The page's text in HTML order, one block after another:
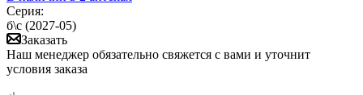
Серия:
б\с (2027-05)
Заказать
Наш менеджер обязательно свяжется с вами и уточнит
условия заказа